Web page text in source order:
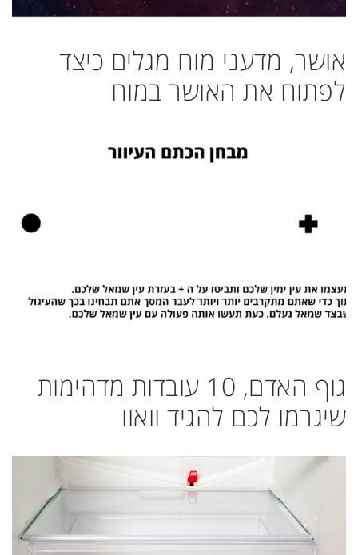
אושר, מדעני מוח מגלים כיצד
לפתוח את האושר במוח
גוף האדם, 10 עובדות מדהימות
שיגרמו לכם להגיד וואוו